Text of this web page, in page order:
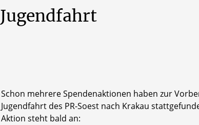
Jugendfahrt
Schon mehrere Spendenaktionen haben zur
Jugendfahrt des PR-Soest nach Krakau
Aktion steht bald an: